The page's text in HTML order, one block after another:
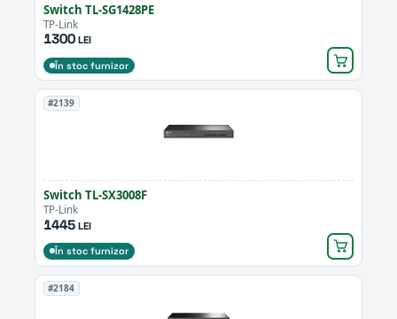
Switch TL-SG1428PE
TP-Link
1300LEI
În stoc furnizor
#2139
Switch TL-SX3008F
TP-Link
1445LEI
În stoc furnizor
#2184